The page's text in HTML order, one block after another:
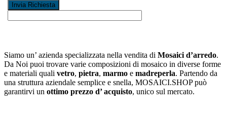
Siamo un’ azienda specializzata nella vendita di Mosaici d’arredo.
Da Noi puoi trovare varie composizioni di mosaico in diverse forme
e materiali quali vetro, pietra, marmo e madreperla. Partendo da
una struttura aziendale semplice e snella, MOSAICI.SHOP può
garantirvi un ottimo prezzo d’ acquisto, unico sul mercato.